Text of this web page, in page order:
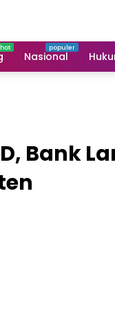
Nasional
Bank